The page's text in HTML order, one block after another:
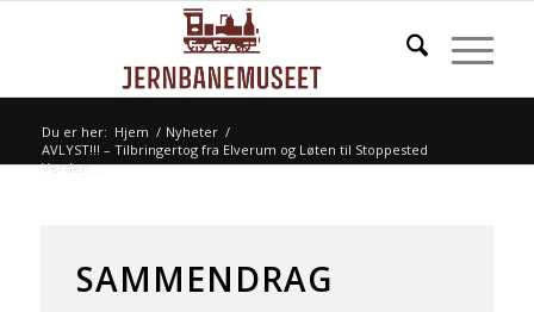
Du er her: Hjem / Nyheter /
AVLYST!!! – Tilbringertog fra Elverum og Løten til Stoppested
Verden ...
SAMMENDRAG